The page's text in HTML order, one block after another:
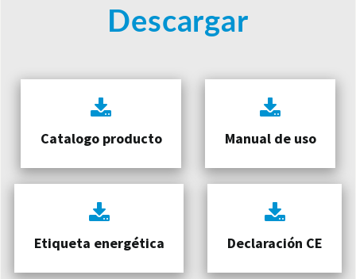
Descargar
Catalogo producto Manual de uso
Etiqueta energética Declaración CE